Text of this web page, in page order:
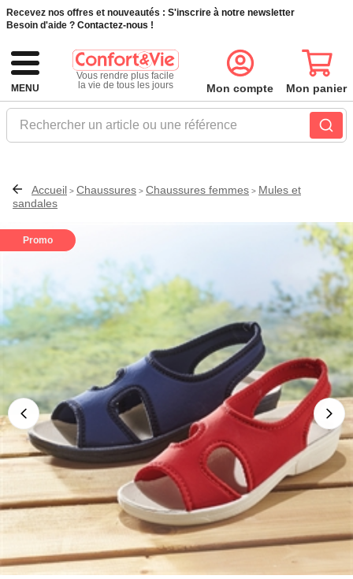
Recevez nos offres et nouveautés : S'inscrire à notre newsletter
Besoin d'aide ? Contactez-nous !
MENU
Vous rendre plus facile
la vie de tous les jours
Rechercher un article ou une référence
Mon compte Mon panier
Accueil > Chaussures > Chaussures femmes > Mules et
sandales
Promo